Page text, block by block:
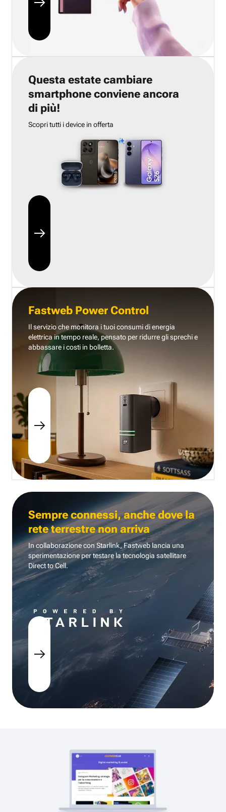
Questa estate cambiare
smartphone conviene ancora
di più!
Scopri tutti i device in offerta
Fastweb Power Control
Il servizio che monitora i tuoi consumi di energia
elettrica in tempo reale, pensato per ridurre gli sprechi e
abbassare i costi in bolletta.
Sempre connessi, anche dove la
rete terrestre non arriva
In collaborazione con Starlink, Fastweb lancia una
sperimentazione per testare la tecnologia satellitare
Direct to Cell.